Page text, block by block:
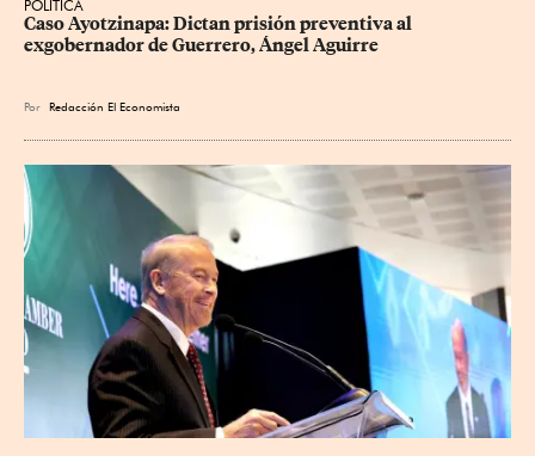
POLÍTICA
Caso Ayotzinapa: Dictan prisión preventiva al
exgobernador de Guerrero, Ángel Aguirre
Por Redacción El Economista